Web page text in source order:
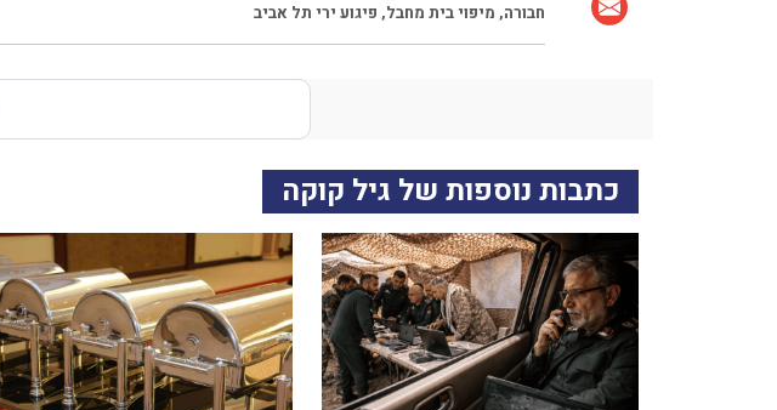
חבורה, מיפוי בית מחבל, פיגוע ירי תל אביב
כתבות נוספות של גיל קוקה